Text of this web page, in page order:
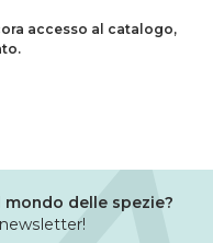
accesso al catalogo,
delle spezie?